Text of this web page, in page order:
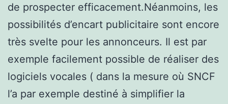
de prospecter efficacement.Néanmoins, les
possibilités d’encart publicitaire sont encore
très svelte pour les annonceurs. Il est par
exemple facilement possible de réaliser des
logiciels vocales ( dans la mesure où SNCF
l’a par exemple destiné à simplifier la